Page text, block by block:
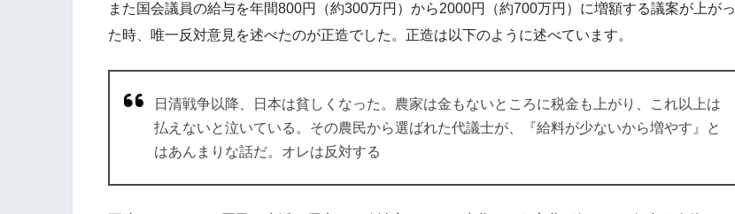
また国会議員の給与を年間800円（約300万円）から2000円（約700万円）に増額する議案が上がっ
た時、唯一反対意見を述べたのが正造でした。正造は以下のように述べています。
日清戦争以降、日本は貧しくなった。農家は金もないところに税金も上がり、これ以上は
払えないと泣いている。その農民から選ばれた代議士が、『給料が少ないから増やす』と
はあんまりな話だ。オレは反対する